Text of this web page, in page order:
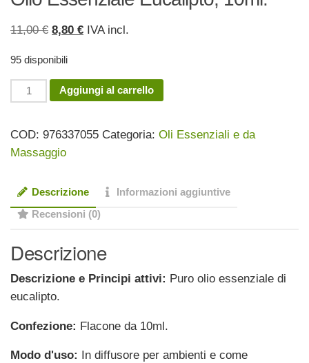
11,00€ Il
originale
era:
11,00 €.
8,80 €Il
è:
8,80 €.
IVA incl.
95 disponibili
Olio
Essenziale
10ml.
quantità
Aggiungi al carrello
COD: 976337055 Categoria: Oli Essenziali e da
Massaggio
Descrizione
Informazioni aggiuntive
Recensioni (0)
Descrizione
Descrizione e Principi attivi: Puro olio essenziale di
eucalipto.
Confezione: Flacone da 10ml.
Modo d'uso:
In diffusore per ambienti e come